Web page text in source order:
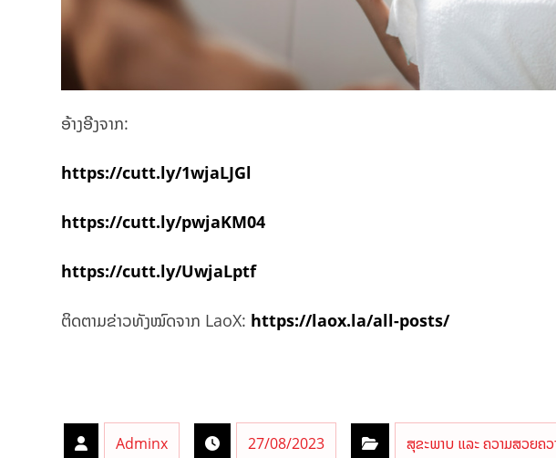
ອ້າງອີງຈາກ:
https://cutt.ly/1wjaLJGl
https://cutt.ly/pwjaKM04
https://cutt.ly/UwjaLptf
ຕິດຕາມຂ່າວທັງໝົດຈາກ LaoX: https://laox.la/all-posts/
Adminx 27/08/2023 ສຸຂະພາບ ແລະ ຄວາມສວຍຄວ